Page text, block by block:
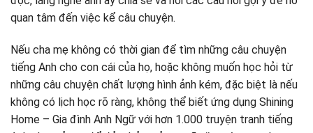
quan tâm đến việc kể câu chuyện.
Nếu cha mẹ không có thời gian để tìm những câu chuyện
tiếng Anh cho con cái của họ, hoặc không muốn học hỏi từ
những câu chuyện chất lượng hình ảnh kém, đặc biệt là nếu
không có lịch học rõ ràng, không thể biết ứng dụng Shining
Home – Gia đình Anh Ngữ với hơn 1.000 truyện tranh tiếng